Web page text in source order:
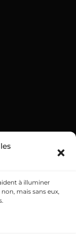
à illuminer
mais sans eux,